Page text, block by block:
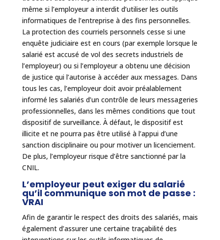
même si l’employeur a interdit d’utiliser les outils
informatiques de l’entreprise à des fins personnelles.
La protection des courriels personnels cesse si une
enquête judiciaire est en cours (par exemple lorsque le
salarié est accusé de vol des secrets industriels de
l’employeur) ou si l’employeur a obtenu une décision
de justice qui l’autorise à accéder aux messages. Dans
tous les cas, l’employeur doit avoir préalablement
informé les salariés d’un contrôle de leurs messageries
professionnelles, dans les mêmes conditions que tout
dispositif de surveillance. À défaut, le dispositif est
illicite et ne pourra pas être utilisé à l’appui d’une
sanction disciplinaire ou pour motiver un licenciement.
De plus, l’employeur risque d’être sanctionné par la
CNIL.
L’employeur peut exiger du salarié
qu’il communique son mot de passe :
VRAI
Afin de garantir le respect des droits des salariés, mais
également d’assurer une certaine traçabilité des